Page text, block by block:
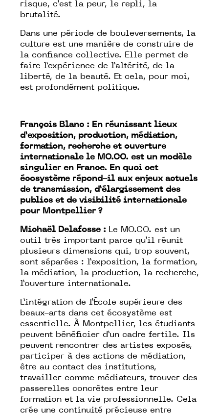
risque, c’est la peur, le repli, la
brutalité.
Dans une période de bouleversements, la
culture est une manière de construire de
la confiance collective. Elle permet de
faire l’expérience de l’altérité, de la
liberté, de la beauté. Et cela, pour moi,
est profondément politique.
François Blanc : En réunissant lieux
d’exposition, production, médiation,
formation, recherche et ouverture
internationale le MO.CO. est un modèle
singulier en France. En quoi cet
écosystème répond-il aux enjeux actuels
de transmission, d’élargissement des
publics et de visibilité internationale
pour Montpellier ?
Michaël Delafosse : Le MO.CO. est un
outil très important parce qu’il réunit
plusieurs dimensions qui, trop souvent,
sont séparées : l’exposition, la formation,
la médiation, la production, la recherche,
l’ouverture internationale.
L’intégration de l’École supérieure des
beaux-arts dans cet écosystème est
essentielle. À Montpellier, les étudiants
peuvent bénéficier d’un cadre fertile. Ils
peuvent rencontrer des artistes exposés,
participer à des actions de médiation,
être au contact des institutions,
travailler comme médiateurs, trouver des
passerelles concrètes entre leur
formation et la vie professionnelle. Cela
crée une continuité précieuse entre